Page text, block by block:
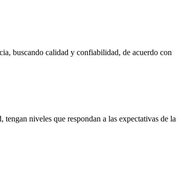
buscando calidad y confiabilidad, de acuerdo con
niveles que respondan a las expectativas de la